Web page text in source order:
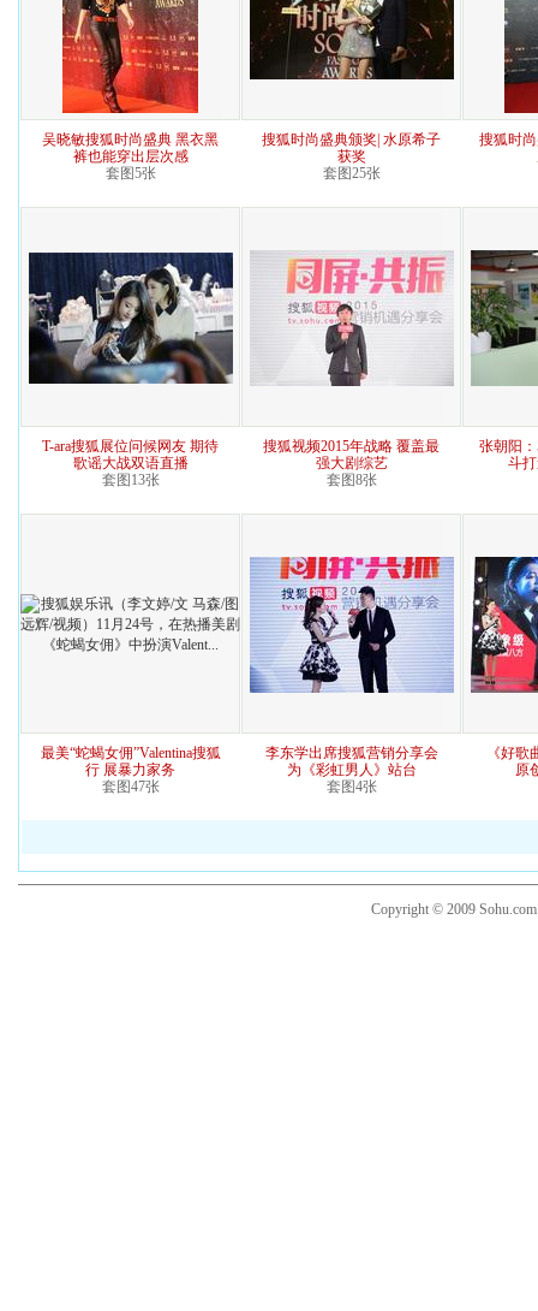
吴晓敏搜狐时尚盛典 黑衣黑
裤也能穿出层次感
套图5张
搜狐时尚盛典颁奖| 水原希子
获奖
套图25张
搜狐时尚
T-ara搜狐展位问候网友 期待
歌谣大战双语直播
套图13张
搜狐视频2015年战略 覆盖最
强大剧综艺
套图8张
张朝阳
斗
最美“蛇蝎女佣”Valentina搜狐
行 展暴力家务
套图47张
李东学出席搜狐营销分享会
为《彩虹男人》站台
套图4张
《好
原
Copyright © 2009